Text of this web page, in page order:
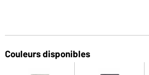
Couleurs disponibles